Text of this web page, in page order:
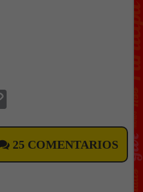
25 COMENTARIOS